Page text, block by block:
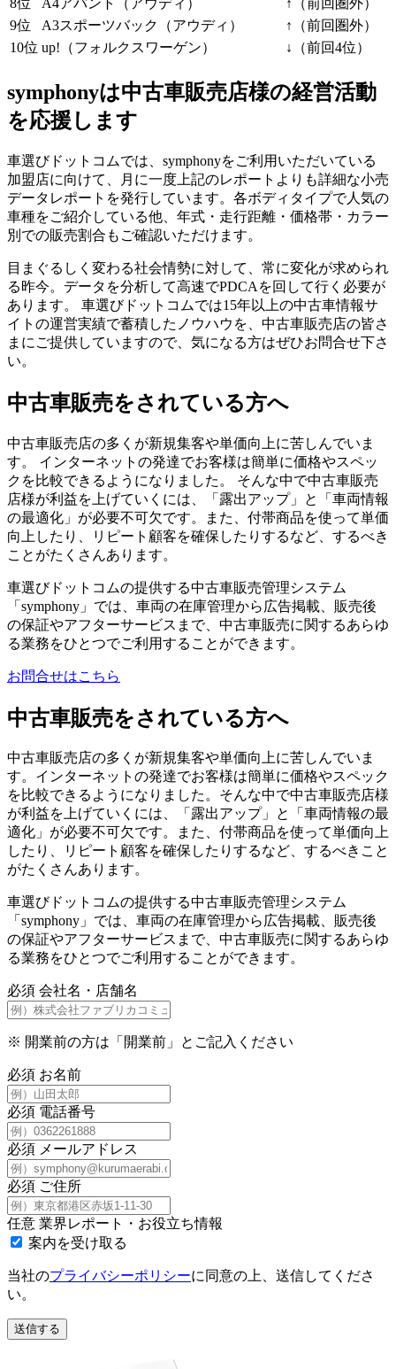
8位
A4アバント（アウディ）
↑（前回圏外）
9位
A3スポーツバック（アウディ）
↑（前回圏外）
10位 up!（フォルクスワーゲン） ↓（前回4位）
symphonyは中古車販売店様の経営活動
を応援します
車選びドットコムでは、symphonyをご利用いただいている
加盟店に向けて、月に一度上記のレポートよりも詳細な小売
データレポートを発行しています。各ボディタイプで人気の
車種をご紹介している他、年式・走行距離・価格帯・カラー
別での販売割合もご確認いただけます。
目まぐるしく変わる社会情勢に対して、常に変化が求められ
る昨今。データを分析して高速でPDCAを回して行く必要が
あります。 車選びドットコムでは15年以上の中古車情報サ
イトの運営実績で蓄積したノウハウを、中古車販売店の皆さ
まにご提供していますので、気になる方はぜひお問合せ下さ
い。
中古車販売をされている方へ
中古車販売店の多くが新規集客や単価向上に苦しんでいま
す。 インターネットの発達でお客様は簡単に価格やスペッ
クを比較できるようになりました。 そんな中で中古車販売
店様が利益を上げていくには、「露出アップ」と「車両情報
の最適化」が必要不可欠です。また、付帯商品を使って単価
向上したり、リピート顧客を確保したりするなど、するべき
ことがたくさんあります。
車選びドットコムの提供する中古車販売管理システム
「symphony」では、車両の在庫管理から広告掲載、販売後
の保証やアフターサービスまで、中古車販売に関するあらゆ
る業務をひとつでご利用することができます。
お問合せはこちら
中古車販売をされている方へ
中古車販売店の多くが新規集客や単価向上に苦しんでいま
す。インターネットの発達でお客様は簡単に価格やスペック
を比較できるようになりました。そんな中で中古車販売店様
が利益を上げていくには、「露出アップ」と「車両情報の最
適化」が必要不可欠です。また、付帯商品を使って単価向上
したり、リピート顧客を確保したりするなど、するべきこと
がたくさんあります。
車選びドットコムの提供する中古車販売管理システム
「symphony」では、車両の在庫管理から広告掲載、販売後
の保証やアフターサービスまで、中古車販売に関するあらゆ
る業務をひとつでご利用することができます。
必須 会社名・店舗名
※ 開業前の方は「開業前」とご記入ください
必須 お名前
必須 電話番号
必須 メールアドレス
必須 ご住所
任意 業界レポート・お役立ち情報
案内を受け取る
当社のプライバシーポリシーに同意の上、送信してくださ
い。
送信する